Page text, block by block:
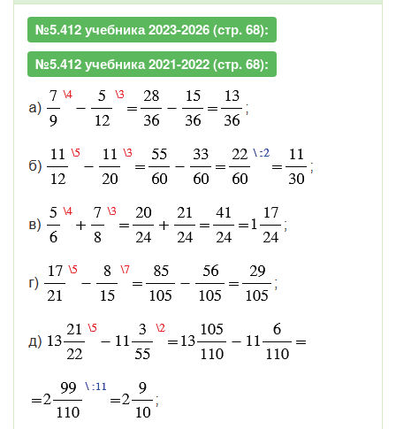
№5.412 учебника 2023-2026 (стр. 68):
№5.412 учебника 2021-2022 (стр. 68):